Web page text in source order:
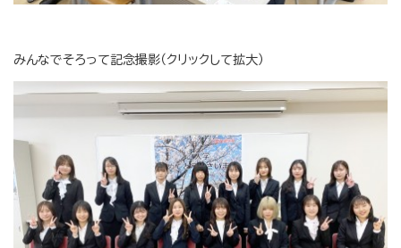
みんなでそろって記念撮影（クリックして拡大）